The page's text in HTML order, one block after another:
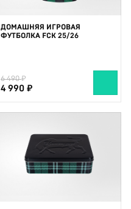
ДОМАШНЯЯ ИГРОВАЯ
ФУТБОЛКА FCK 25/26
6 490
4 990